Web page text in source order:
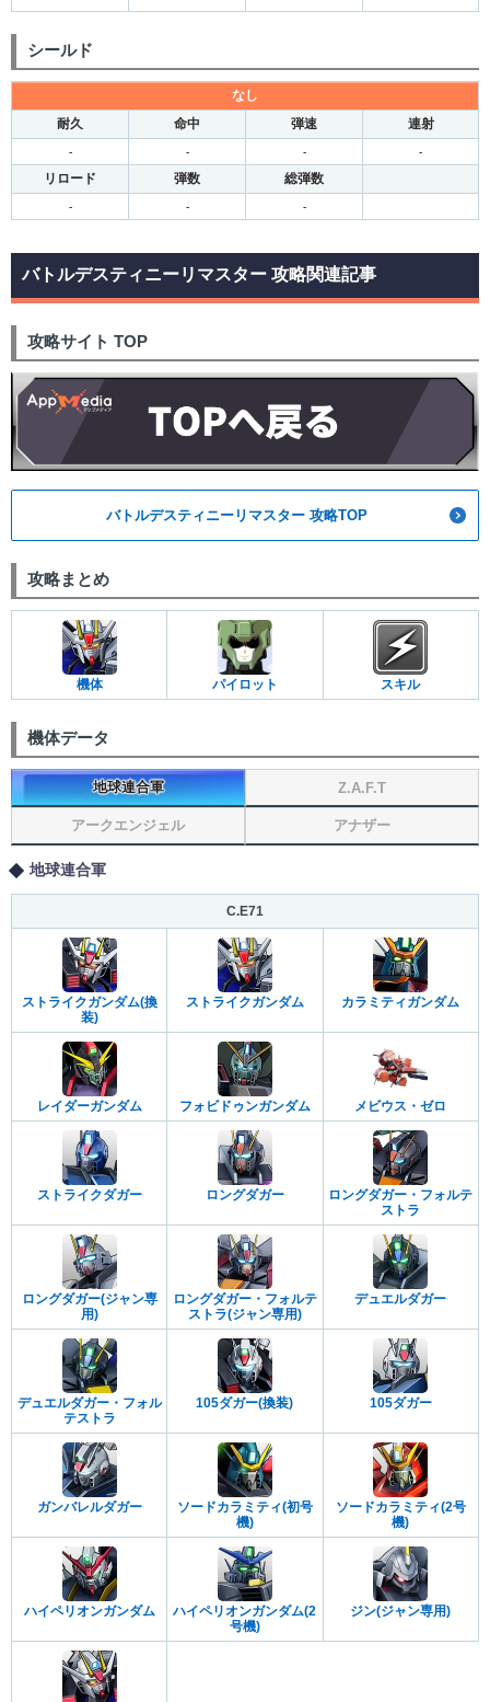
シールド
なし
耐久
命中 弾速 連射
- - - -
リロード 弾数 総弾数
- - -
バトルデスティニーリマスター 攻略関連記事
攻略サイト TOP
バトルデスティニーリマスター 攻略TOP
攻略まとめ
機体 パイロット スキル
機体データ
地球連合軍 Z.A.F.T
アークエンジェル アナザー
地球連合軍
C.E71
ストライクガンダム(換
装)
ストライクガンダム カラミティガンダム
レイダーガンダム フォビドゥンガンダム メビウス・ゼロ
ストライクダガー ロングダガー
ロングダガー・フォルテ
ストラ
ロングダガー(ジャン専
用)
ロングダガー・フォルテ
ストラ(ジャン専用)
デュエルダガー
デュエルダガー・フォル
テストラ
105ダガー(換装) 105ダガー
ガンバレルダガー
ソードカラミティ(初号
機)
ソードカラミティ(2号
機)
ハイペリオンガンダム
ハイペリオンガンダム(2
号機)
ジン(ジャン専用)